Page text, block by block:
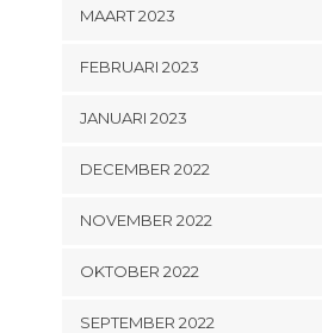
MAART 2023
FEBRUARI 2023
JANUARI 2023
DECEMBER 2022
NOVEMBER 2022
OKTOBER 2022
SEPTEMBER 2022